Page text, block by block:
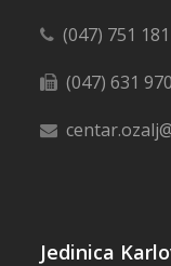
(047) 751 181
(047) 631 970
Jedinica